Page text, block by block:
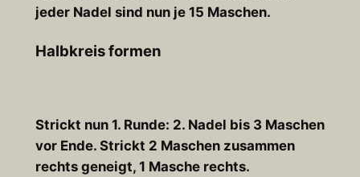
jeder Nadel sind nun je 15 Maschen.
Halbkreis formen
Strickt nun 1. Runde: 2. Nadel bis 3 Maschen
vor Ende. Strickt 2 Maschen zusammen
rechts geneigt, 1 Masche rechts.